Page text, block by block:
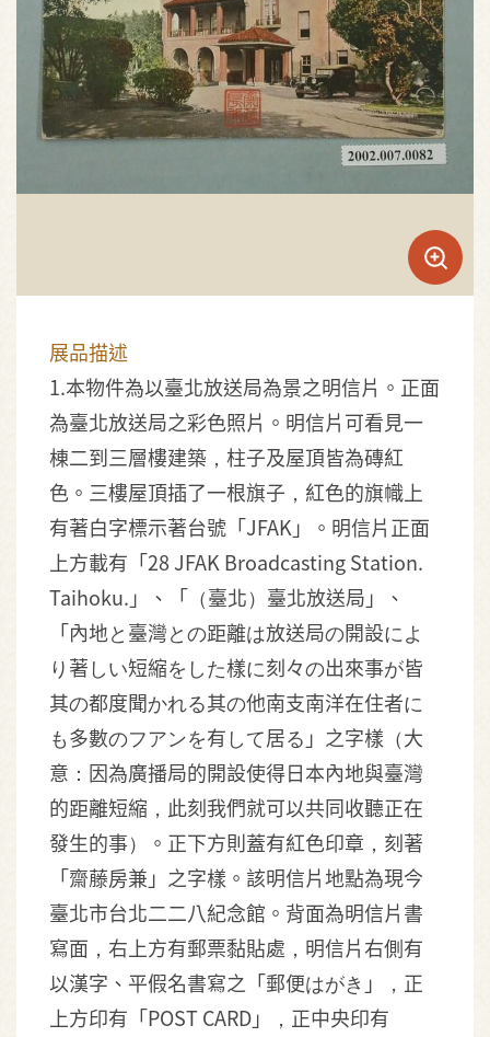
展品描述
1.本物件為以臺北放送局為景之明信片。正面
為臺北放送局之彩色照片。明信片可看見一
棟二到三層樓建築，柱子及屋頂皆為磚紅
色。三樓屋頂插了一根旗子，紅色的旗幟上
有著白字標示著台號「JFAK」。明信片正面
上方載有「28 JFAK Broadcasting Station.
Taihoku.」、「（臺北）臺北放送局」、
「內地と臺灣との距離は放送局の開設によ
り著しい短縮をした樣に刻々の出來事が皆
其の都度聞かれる其の他南支南洋在住者に
も多數のフアンを有して居る」之字樣（大
意：因為廣播局的開設使得日本內地與臺灣
的距離短縮，此刻我們就可以共同收聽正在
發生的事）。正下方則蓋有紅色印章，刻著
「齋藤房兼」之字樣。該明信片地點為現今
臺北市台北二二八紀念館。背面為明信片書
寫面，右上方有郵票黏貼處，明信片右側有
以漢字、平假名書寫之「郵便はがき」，正
上方印有「POST CARD」，正中央印有